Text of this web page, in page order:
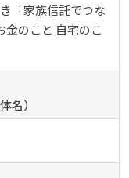
「家族信託でつな
金のこと 自宅のこ
名）